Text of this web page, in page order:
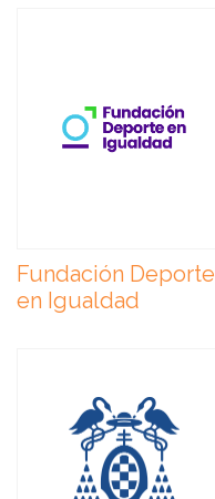
Fundación Deporte
en Igualdad